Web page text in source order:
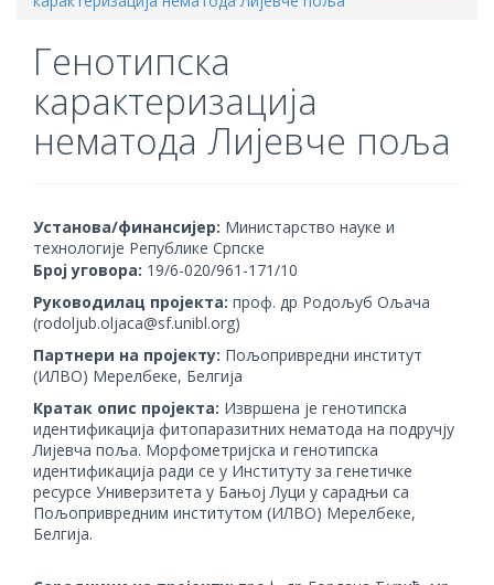
Генотипска
карактеризација
нематода Лијевче поља
Установа/финансијер: Министарство науке и
технологије Републике Српске
Број уговора: 19/6-020/961-171/10
Руководилац пројекта: проф. др Родољуб Ољача
(rodoljub.oljaca@sf.unibl.org)
Партнери на пројекту: Пољопривредни институт
(ИЛВО) Мерелбеке, Белгија
Кратак опис пројекта: Извршена је генотипска
идентификација фитопаразитних нематода на подручју
Лијевча поља. Морфометријска и генотипска
идентификација ради се у Институту за генетичке
ресурсе Универзитета у Бањој Луци у сарадњи са
Пољопривредним институтом (ИЛВО) Мерелбеке,
Белгија.